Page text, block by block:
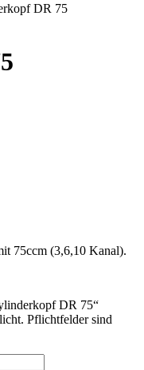
DR 75
75ccm (3,6,10 Kanal).
DR 75“
Pflichtfelder sind